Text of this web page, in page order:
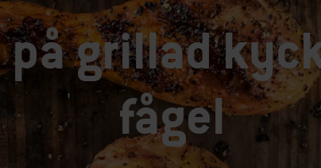
på grillad
fågel